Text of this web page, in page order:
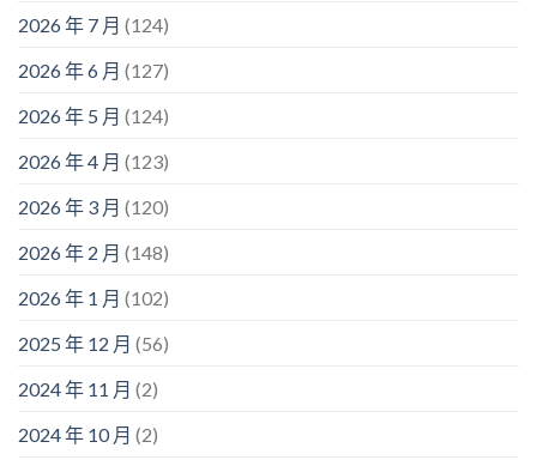
2026 年 7 月 (124)
2026 年 6 月 (127)
2026 年 5 月 (124)
2026 年 4 月 (123)
2026 年 3 月 (120)
2026 年 2 月 (148)
2026 年 1 月 (102)
2025 年 12 月 (56)
2024 年 11 月 (2)
2024 年 10 月 (2)